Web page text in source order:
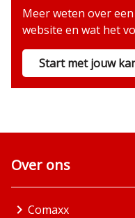
Meer weten over een
website en wat het
Start met jouw
Over ons
Comaxx